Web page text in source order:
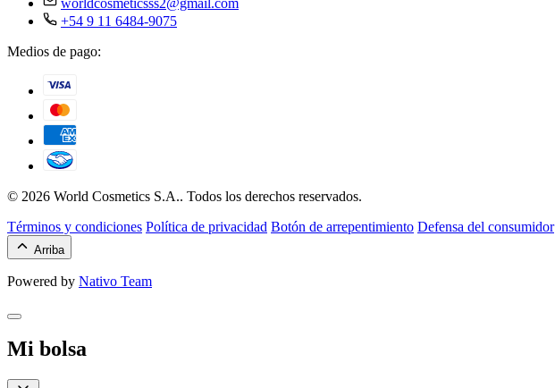
+54 9 11 6484-9075
Medios de pago:
© 2026 World Cosmetics S.A.. Todos los derechos reservados.
Términos y condiciones Política de privacidad Botón de arrepentimiento Defensa del consumidor
Arriba
Powered by Nativo Team
Mi bolsa